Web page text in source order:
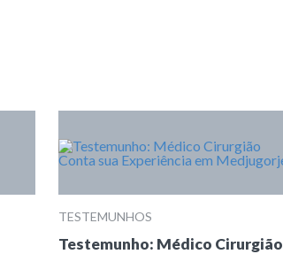
TESTEMUNHOS
Testemunho: Médico Cirurgião